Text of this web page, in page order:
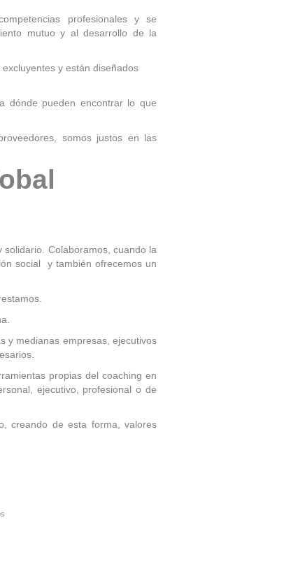
profesionales y se
mutuo y al desarrollo de la
y están diseñados
dónde pueden encontrar lo que
somos justos en las
Colaboramos, cuando la
social y también ofrecemos un
y medianas empresas, ejecutivos
propias del coaching en
ejecutivo, profesional o de
creando de esta forma, valores